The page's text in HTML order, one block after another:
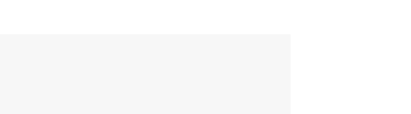
和7年度優秀映画鑑賞推進事業）